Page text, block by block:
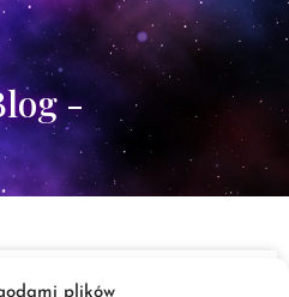
plików
-
Kuchnia.